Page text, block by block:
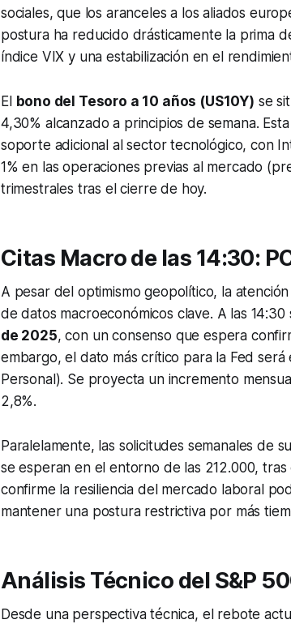
sociales, que los aranceles a los aliados
postura ha reducido drásticamente la prima
índice VIX y una estabilización en el
El bono del Tesoro a 10 años (US10Y) se
4,30% alcanzado a principios de semana.
soporte adicional al sector tecnológico, con
1% en las operaciones previas al mercado
trimestrales tras el cierre de hoy.
Citas Macro de las 14:30:
A pesar del optimismo geopolítico, la
de datos macroeconómicos clave. A las 14:30
de 2025, con un consenso que espera
embargo, el dato más crítico para la Fed
Personal). Se proyecta un incremento
2,8%.
Paralelamente, las solicitudes semanales de
se esperan en el entorno de las 212.000,
confirme la resiliencia del mercado laboral
mantener una postura restrictiva por más
Análisis Técnico del S&P
Desde una perspectiva técnica, el rebote